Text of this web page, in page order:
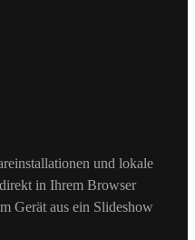
und lokale
in Ihrem Browser
Gerät aus ein Slideshow